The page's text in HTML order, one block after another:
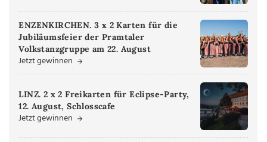
ENZENKIRCHEN. 3 x 2 Karten für die
Jubiläumsfeier der Pramtaler
Volkstanzgruppe am 22. August
Jetzt gewinnen
LINZ. 2 x 2 Freikarten für Eclipse-Party,
12. August, Schlosscafe
Jetzt gewinnen